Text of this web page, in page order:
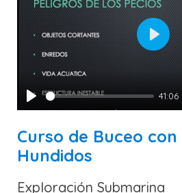
Play
41:06
Play
Curso de Buceo
Hundidos
Exploración Submarina